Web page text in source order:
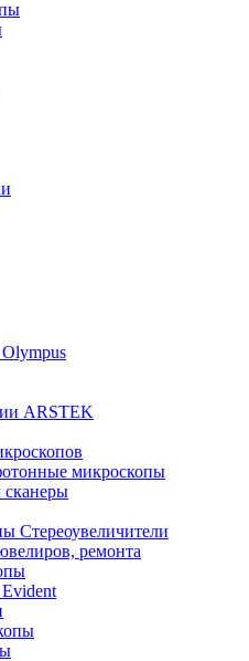
ARSTEK
микроскопы
Стереоувеличители
ремонта